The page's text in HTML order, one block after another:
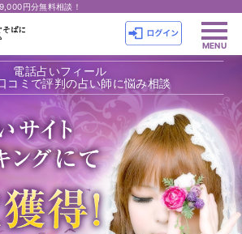
円分無料相談！
電話占いフィール
コミで評判の占い師に悩み相談